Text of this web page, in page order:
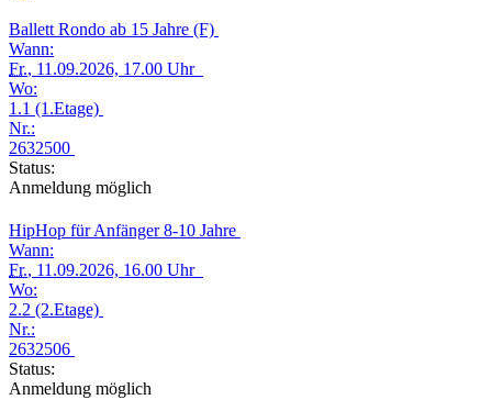
Ballett Rondo ab 15 Jahre (F)
Wann:
Fr., 11.09.2026, 17.00 Uhr
Wo:
1.1 (1.Etage)
Nr.:
2632500
Status:
Anmeldung möglich
HipHop für Anfänger 8-10 Jahre
Wann:
Fr., 11.09.2026, 16.00 Uhr
Wo:
2.2 (2.Etage)
Nr.:
2632506
Status:
Anmeldung möglich